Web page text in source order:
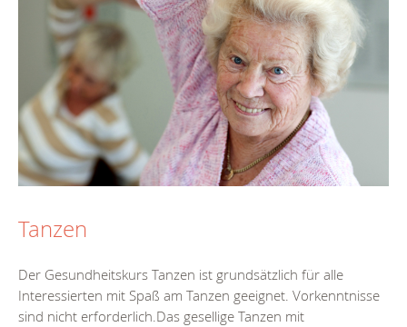
Tanzen
Der Gesundheitskurs Tanzen ist grundsätzlich für alle
Interessierten mit Spaß am Tanzen geeignet. Vorkenntnisse
sind nicht erforderlich.Das gesellige Tanzen mit